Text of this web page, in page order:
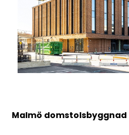
Malmö domstolsbyggnad